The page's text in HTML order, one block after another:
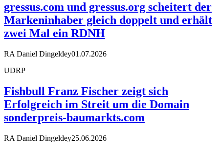
gressus.com und gressus.org scheitert der
Markeninhaber gleich doppelt und erhält
zwei Mal ein RDNH
RA Daniel Dingeldey01.07.2026
UDRP
Fishbull Franz Fischer zeigt sich
Erfolgreich im Streit um die Domain
sonderpreis-baumarkts.com
RA Daniel Dingeldey25.06.2026